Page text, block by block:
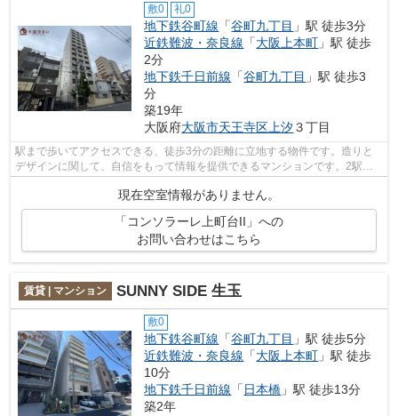
敷0 礼0
地下鉄谷町線 「谷町九丁目 」駅 徒歩3分
近鉄難波・奈良線 「大阪上本町 」駅 徒歩
2分
地下鉄千日前線 「谷町九丁目 」駅 徒歩3
分
築19年
大阪府大阪市天王寺区 上汐３丁目
駅まで歩いてアクセスできる、徒歩3分の距離に立地する物件です。造りと
デザインに関して、自信をもって情報を提供できるマンションです。2駅利
用可能なマンションなので行動範囲も広...
現在空室情報がありません。
「コンソラーレ上町台II」への
お問い合わせはこちら
賃貸 | マンション SUNNY SIDE 生玉
敷0
地下鉄谷町線 「谷町九丁目 」駅 徒歩5分
近鉄難波・奈良線 「大阪上本町 」駅 徒歩
10分
地下鉄千日前線 「 日本橋 」駅 徒歩13分
築2年